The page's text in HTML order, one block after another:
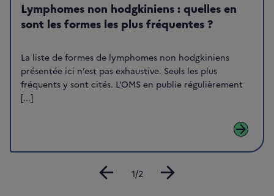
Lymphomes non hodgkiniens : quelles en
sont les formes les plus fréquentes ?
La liste de formes de lymphomes non hodgkiniens
présentée ici n’est pas exhaustive. Seuls les plus
fréquents y sont cités. L’OMS en publie régulièrement
[...]
arrow_forward
arrow_back arrow_forward
Diapositive
1/2